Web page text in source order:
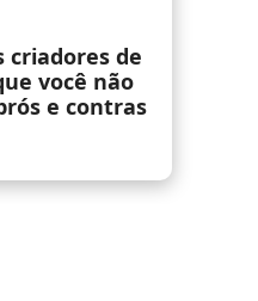
criadores de
você não
e contras